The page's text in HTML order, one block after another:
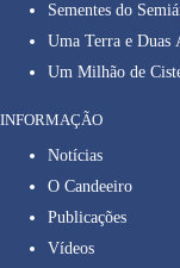
Sementes do
Uma Terra e Duas
Um Milhão de
INFORMAÇÃO
Notícias
O Candeeiro
Publicações
Vídeos